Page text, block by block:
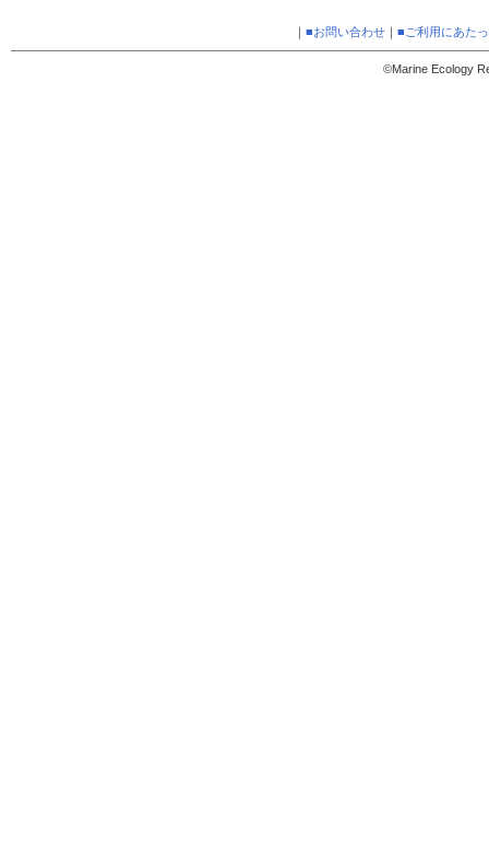
｜ ■お問い合わせ ｜ ■ご利用にあた
©Marine Ecology